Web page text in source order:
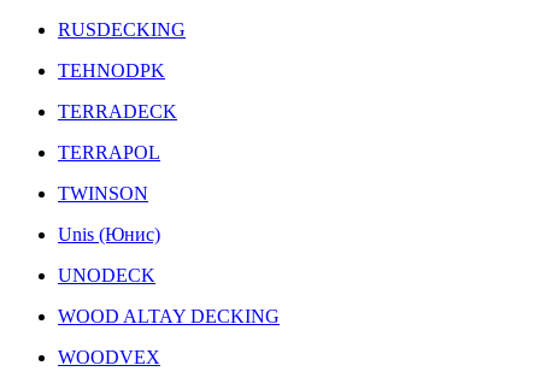
RUSDECKING
TEHNODPK
TERRADECK
TERRAPOL
TWINSON
Unis (Юнис)
UNODECK
WOOD ALTAY DECKING
WOODVEX